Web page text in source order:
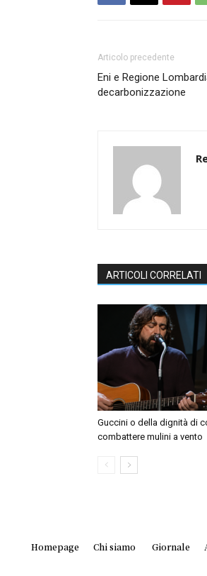
Articolo precedente
Eni e Regione
decarbonizzazione
ARTICOLI CORRELATI
Guccini o della dignità di
combattere mulini a vento
Homepage Chi siamo Giornale